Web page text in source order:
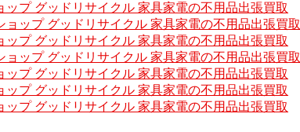
ップ グッドリサイクル 家具家電の不用品出張買取
ョップ グッドリサイクル 家具家電の不用品出張買取
ップ グッドリサイクル 家具家電の不用品出張買取
ョップ グッドリサイクル 家具家電の不用品出張買取
ップ グッドリサイクル 家具家電の不用品出張買取
ップ グッドリサイクル 家具家電の不用品出張買取
ップ グッドリサイクル 家具家電の不用品出張買取